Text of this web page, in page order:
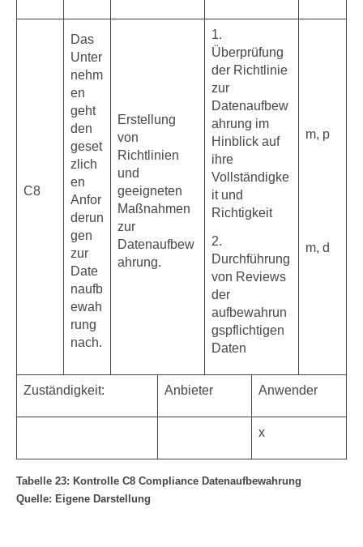
C8
Das
Unter
nehm
en
geht
den
geset
zlich
en
Anfor
derun
gen
zur
Date
naufb
ewah
rung
nach.
Erstellung
von
Richtlinien
und
geeigneten
Maßnahmen
zur
Datenaufbew
ahrung.
1.
Überprüfung
der Richtlinie
zur
Datenaufbew
ahrung im
Hinblick auf
ihre
Vollständigke
it und
Richtigkeit
2.
Durchführung
von Reviews
der
aufbewahrun
gspflichtigen
Daten
m, p
m, d
Zuständigkeit: Anbieter Anwender
x
Tabelle 23: Kontrolle C8 Compliance Datenaufbewahrung
Quelle: Eigene Darstellung